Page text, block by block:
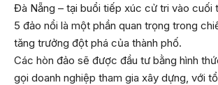
Đà Nẵng – tại buổi tiếp xúc cử tri vào cuối
5 đảo nổi là một phần quan trọng trong
tăng trưởng đột phá của thành phố.
Các hòn đảo sẽ được đầu tư bằng hình
gọi doanh nghiệp tham gia xây dựng, với